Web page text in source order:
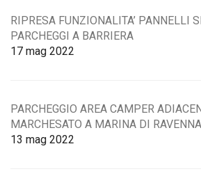
RIPRESA FUNZIONALITA’ PANNELLI
PARCHEGGI A BARRIERA
17 mag 2022
PARCHEGGIO AREA CAMPER
MARCHESATO A MARINA DI RAVENNA
13 mag 2022